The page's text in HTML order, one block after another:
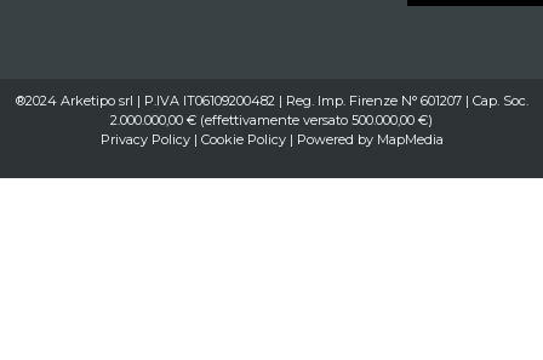
®2024 Arketipo srl | P.IVA IT06109200482 | Reg. Imp. Firenze N° 601207 | Cap. Soc.
2.000.000,00 € (effettivamente versato 500.000,00 €)
Privacy Policy| Cookie Policy| Powered by MapMedia